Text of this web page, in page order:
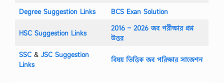
Degree Suggestion Links
BCS Exan Solution
HSC Suggestion Links
2016 – 2026 জব পরীক্ষার প্রশ্ন
উত্তর
SSC ‍& JSC Suggestion
Links
বিষয় ভিত্তিক জব পরিক্ষার সাজেশন